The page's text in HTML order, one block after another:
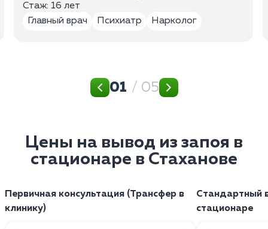
Стаж: 16 лет
Главный врач
Психиатр Нарколог
01 / 05
Цены на вывод из запоя в
стационаре в Стаханове
Первичная консультация (Трансфер в
клинику)
Стандартный
стационаре